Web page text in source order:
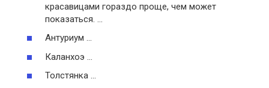
красавицами гораздо проще, чем может
показаться. …
Антуриум …
Каланхоэ …
Толстянка …